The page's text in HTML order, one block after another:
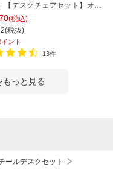
【デスクチェアセット】オフ
スク 事務机 スチールデスク 片
+ メッシュチェア チ
チェア セット
(税込)
税抜)
イント
13件
っと見る
ールデスクセット